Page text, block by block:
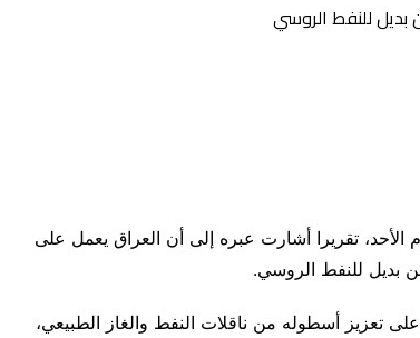
تقريرا أشارت عبره إلى أن العراق يعمل على
بديل للنفط الروسي.
تعزيز أسطوله من ناقلات النفط والغاز الطبيعي،